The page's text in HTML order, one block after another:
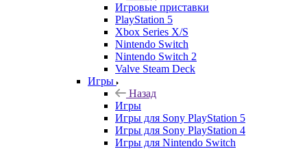
Игровые приставки
PlayStation 5
Xbox Series X/S
Nintendo Switch
Nintendo Switch 2
Valve Steam Deck
Игры
Назад
Игры
Игры для Sony PlayStation 5
Игры для Sony PlayStation 4
Игры для Nintendo Switch